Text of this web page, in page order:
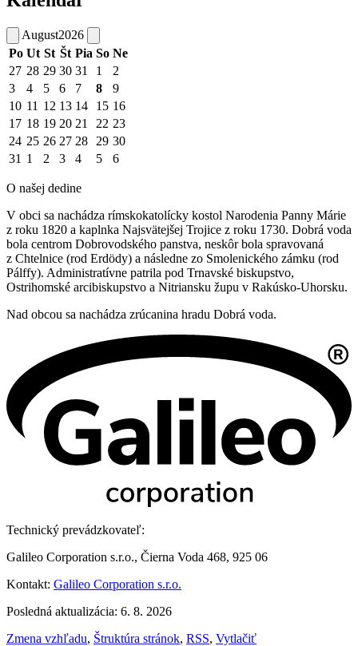
August2026
Po Ut St Št Pia So Ne
27 28 29 30 31 1
2
3
4 5 6 7 8
9
10 11 12 13 14 15 16
17 18 19 20 21 22 23
24 25 26 27 28 29 30
31 1 2 3 4 5 6
O našej dedine
V obci sa nachádza rímskokatolícky kostol Narodenia Panny Márie
z roku 1820 a kaplnka Najsvätejšej Trojice z roku 1730. Dobrá voda
bola centrom Dobrovodského panstva, neskôr bola spravovaná
z Chtelnice (rod Erdödy) a následne zo Smolenického zámku (rod
Pálffy). Administratívne patrila pod Trnavské biskupstvo,
Ostrihomské arcibiskupstvo a Nitriansku župu v Rakúsko-Uhorsku.
Nad obcou sa nachádza zrúcanina hradu Dobrá voda.
Technický prevádzkovateľ:
Galileo Corporation s.r.o., Čierna Voda 468, 925 06
Kontakt: Galileo Corporation s.r.o.
Posledná aktualizácia: 6. 8. 2026
Zmena vzhľadu, Štruktúra stránok, RSS, Vytlačiť